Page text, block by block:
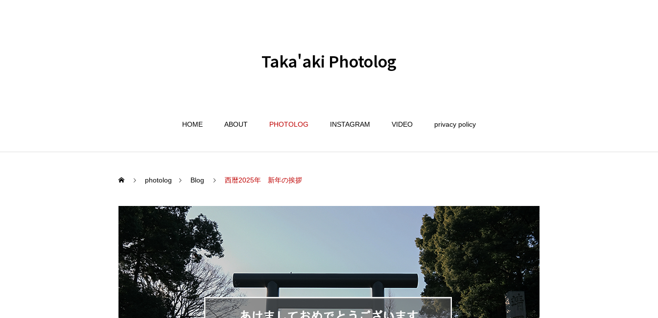
Taka'aki Photolog
HOME ABOUT PHOTOLOG INSTAGRAM VIDEO privacy policy
photolog Blog 西暦2025年 新年の挨拶